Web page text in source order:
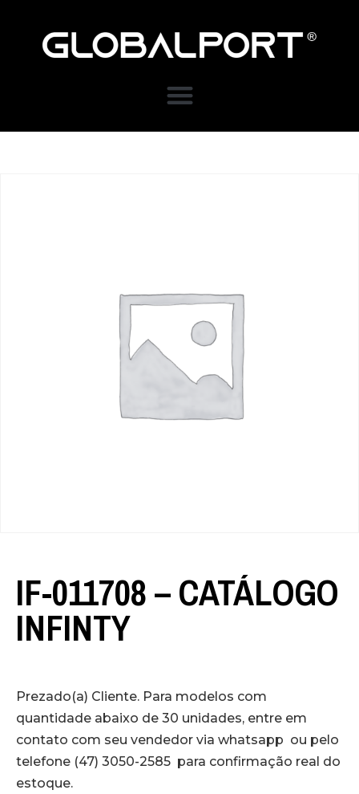
IF-011708 – CATÁLOGO
INFINTY
Prezado(a) Cliente. Para modelos com
quantidade abaixo de 30 unidades, entre em
contato com seu vendedor via whatsapp ou pelo
telefone (47) 3050-2585 para confirmação real do
estoque.